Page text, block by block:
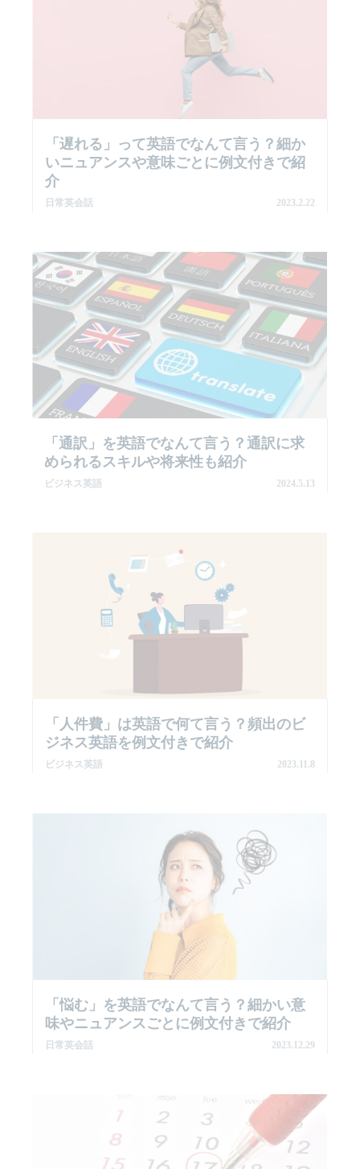
「遅れる」って英語でなんて言う？細か
いニュアンスや意味ごとに例文付きで紹
介
日常英会話 2023.2.22
「通訳」を英語でなんて言う？通訳に求
められるスキルや将来性も紹介
ビジネス英語 2024.5.13
「人件費」は英語で何て言う？頻出のビ
ジネス英語を例文付きで紹介
ビジネス英語 2023.11.8
「悩む」を英語でなんて言う？細かい意
味やニュアンスごとに例文付きで紹介
日常英会話 2023.12.29